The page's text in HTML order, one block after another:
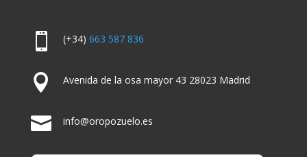
 (+34) 663 587 836
 Avenida de la osa mayor 43 28023 Madrid
 info@oropozuelo.es